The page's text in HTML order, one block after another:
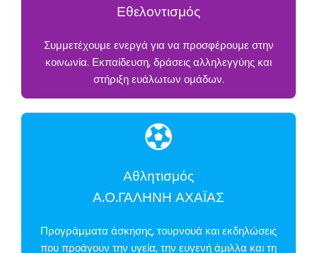
Εθελοντισμός
Συμμετέχουμε ενεργά για να προσφέρουμε στην
κοινωνία. Εκπαίδευση, δράσεις αλληλεγγύης και
στήριξη ευάλωτων ομάδων.
Αθλητισμός
Α.Ο.ΓΑΛΗΝΗ ΑΧΑΪΑΣ
Προγράμματα άσκησης, τουρνουά και εκδηλώσεις
που προάγουν την υγεία, την ευγενή άμιλλα και τη